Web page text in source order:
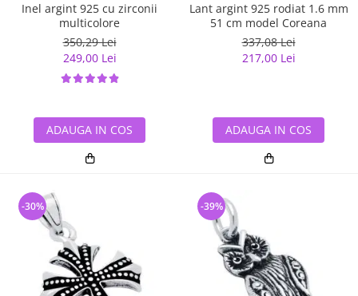
Inel argint 925 cu zirconii
multicolore
350,29 Lei
249,00 Lei
ADAUGA IN COS
Lant argint 925 rodiat 1.6 mm
51 cm model Coreana
337,08 Lei
217,00 Lei
ADAUGA IN COS
-30% -39%